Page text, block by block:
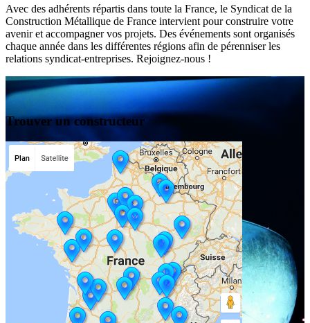
Avec des adhérents répartis dans toute la France, le Syndicat de la
Construction Métallique de France intervient pour construire votre
avenir et accompagner vos projets. Des événements sont organisés
chaque année dans les différentes régions afin de pérenniser les
relations syndicat-entreprises. Rejoignez-nous !
Trouver un constructeur